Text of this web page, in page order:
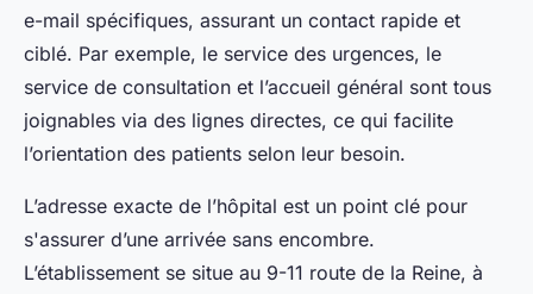
e-mail spécifiques, assurant un contact rapide et
ciblé. Par exemple, le service des urgences, le
service de consultation et l’accueil général sont tous
joignables via des lignes directes, ce qui facilite
l’orientation des patients selon leur besoin.
L’adresse exacte de l’hôpital est un point clé pour
s'assurer d’une arrivée sans encombre.
L’établissement se situe au 9-11 route de la Reine, à